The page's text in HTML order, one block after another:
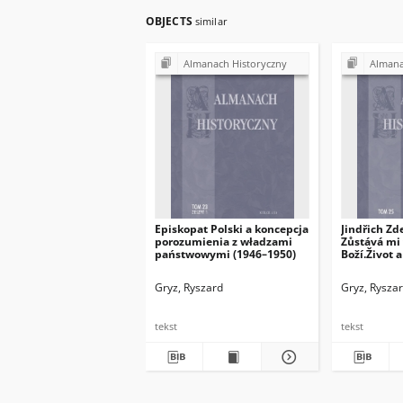
OBJECTS similar
Almanach Historyczny
Episkopat Polski a koncepcja
porozumienia z władzami
państwowymi (1946–1950)
Gryz, Ryszard
tekst
Jindřich
Zůstává
Boží.Život
Gryz,
tekst